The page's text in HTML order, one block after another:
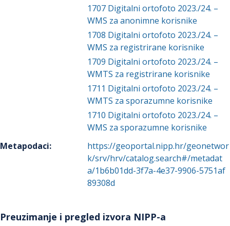
1707 Digitalni ortofoto 2023./24. –
WMS za anonimne korisnike
1708 Digitalni ortofoto 2023./24. –
WMS za registrirane korisnike
1709 Digitalni ortofoto 2023./24. –
WMTS za registrirane korisnike
1711 Digitalni ortofoto 2023./24. –
WMTS za sporazumne korisnike
1710 Digitalni ortofoto 2023./24. –
WMS za sporazumne korisnike
Metapodaci:
https://geoportal.nipp.hr/geonetwor
k/srv/hrv/catalog.search#/metadat
a/1b6b01dd-3f7a-4e37-9906-5751af
89308d
Preuzimanje i pregled izvora NIPP-a